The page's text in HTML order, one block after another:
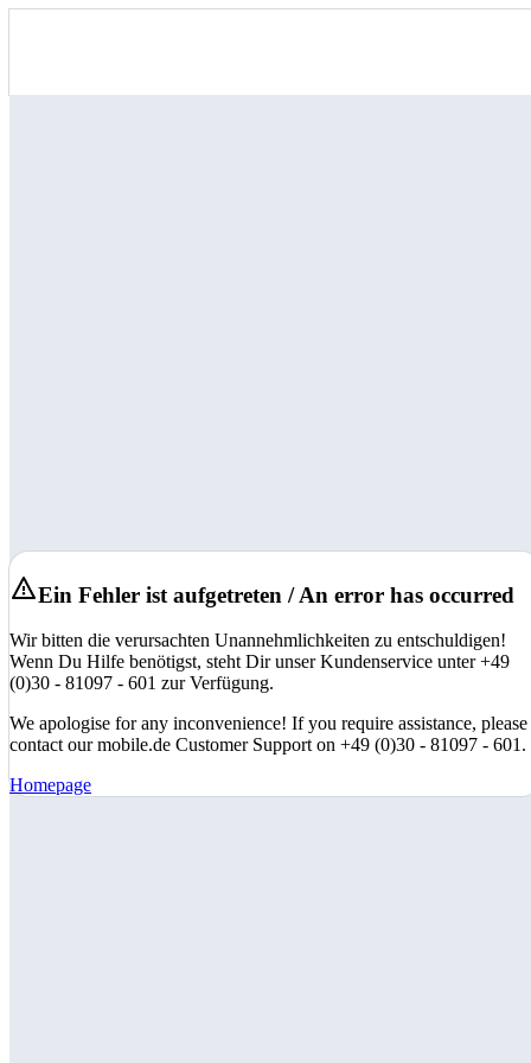
Ein Fehler ist aufgetreten / An error has occurred
Wir bitten die verursachten Unannehmlichkeiten zu entschuldigen!
Wenn Du Hilfe benötigst, steht Dir unser Kundenservice unter +49
(0)30 - 81097 - 601 zur Verfügung.
We apologise for any inconvenience! If you require assistance, please
contact our mobile.de Customer Support on +49 (0)30 - 81097 - 601.
Homepage